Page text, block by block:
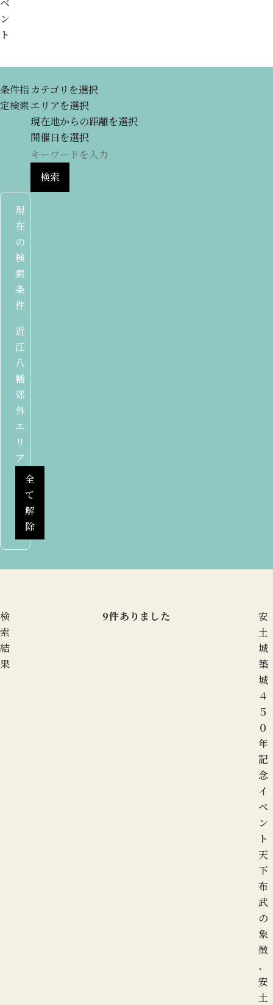
ン
ト
条件指
定検索
カテゴリを選択
エリアを選択
現在地からの距離を選択
開催日を選択
検索
現
在
の
検
索
条
件
近
江
八
幡
郊
外
エ
リ
ア
全
て
解
除
検
索
結
果
9件ありました
安
土
城
築
城
４
５
０
年
記
念
イ
ベ
ン
ト
天
下
布
武
の
象
徴
、
安
土